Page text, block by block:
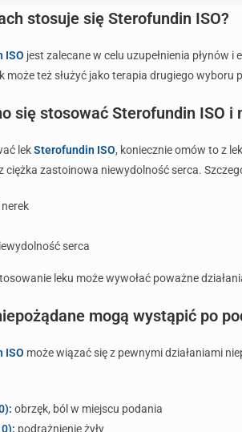
stosuje się Sterofundin ISO?
ISO jest zalecane w celu uzupełnienia
może też służyć jako terapia drugiego
się stosować Sterofundin ISO i
lekSterofundin ISO, koniecznie omów to z
ciężka zastoinowa niewydolność serca.
serca
leku może wywołać poważne
mogą wystąpić po
ISO może wiązać się z pewnymi działaniami
obrzęk, ból w miejscu podania
podrażnienie żyły